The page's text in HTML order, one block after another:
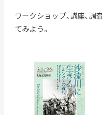
ワークショップ、講座、
てみよう。